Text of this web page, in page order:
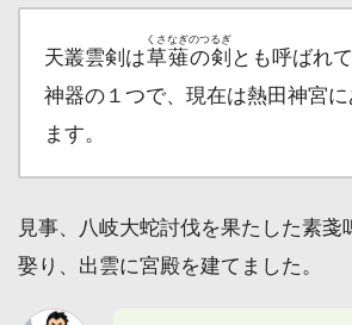
天叢雲剣は草薙の剣
くさなぎのつるぎ
とも呼ばれ
神器の１つで、現在は熱田神宮
ます。
見事、八岐大蛇討伐を果たした素戔
娶り、出雲に宮殿を建てました。